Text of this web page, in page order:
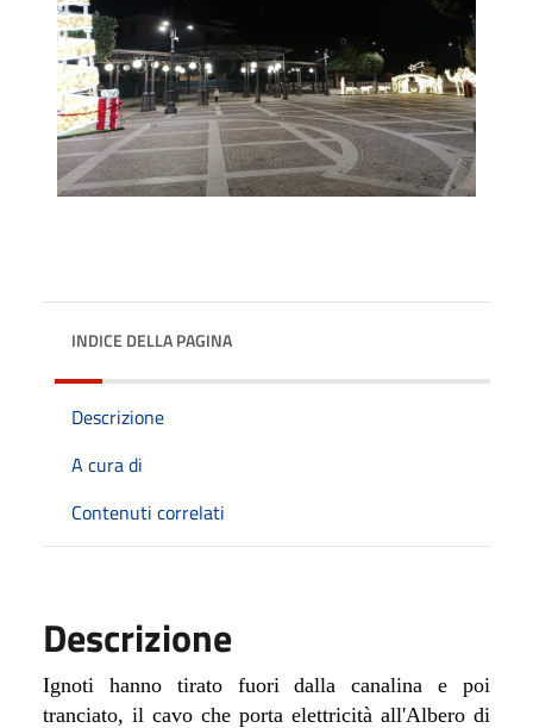
INDICE DELLA PAGINA
Descrizione
A cura di
Contenuti correlati
Descrizione
Ignoti hanno tirato fuori dalla canalina e poi
tranciato, il cavo che porta elettricità all'Albero di